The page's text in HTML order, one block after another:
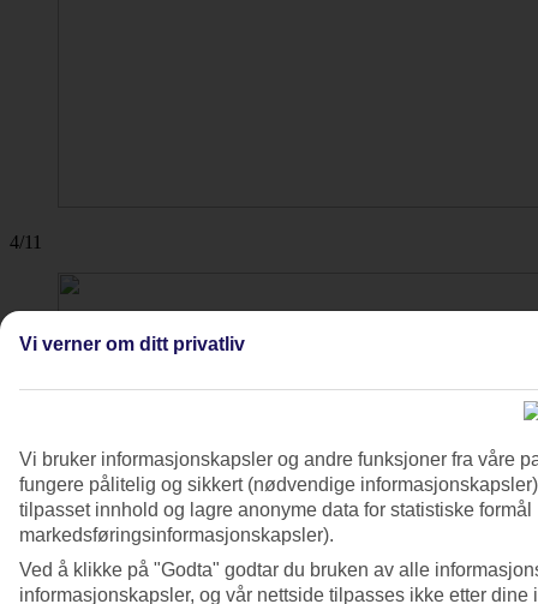
4/11
Vi verner om ditt privatliv
Vi bruker informasjonskapsler og andre funksjoner fra våre
fungere pålitelig og sikkert (nødvendige
tilpasset innhold og lagre anonyme data for statistiske
markedsføringsinformasjonskapsler).
Ved å klikke på "Godta" godtar du bruken av alle
informasjonskapsler, og vår nettside tilpasses ikke etter dine